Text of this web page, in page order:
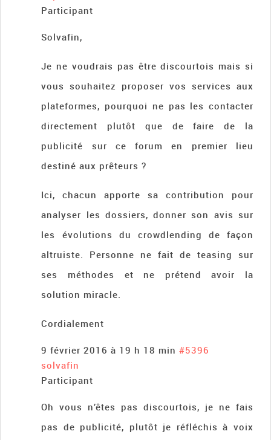
Participant
Solvafin,
Je ne voudrais pas être discourtois mais si
vous souhaitez proposer vos services aux
plateformes, pourquoi ne pas les contacter
directement plutôt que de faire de la
publicité sur ce forum en premier lieu
destiné aux prêteurs ?
Ici, chacun apporte sa contribution pour
analyser les dossiers, donner son avis sur
les évolutions du crowdlending de façon
altruiste. Personne ne fait de teasing sur
ses méthodes et ne prétend avoir la
solution miracle.
Cordialement
9 février 2016 à 19 h 18 min #5396
solvafin
Participant
Oh vous n’êtes pas discourtois, je ne fais
pas de publicité, plutôt je réfléchis à voix